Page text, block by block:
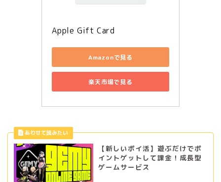
Apple Gift Card
Amazonで見る
楽天市場で見る
【新しいポイ活】遊ぶだけでポ
イントゲットして課金！成長型
ゲームサービス